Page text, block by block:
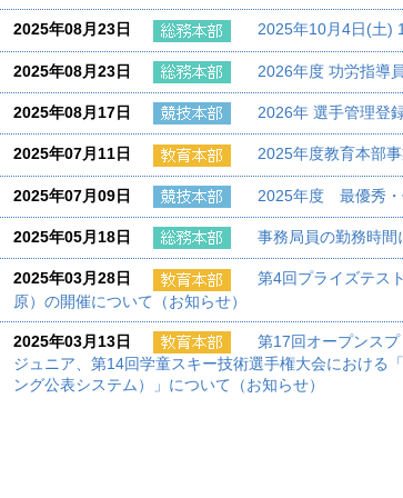
2025年08月23日 2025年10月4日(土)
2025年08月23日 2026年度 功労指導
2025年08月17日 2026年 選手管理登
2025年07月11日 2025年度教育本部
2025年07月09日 2025年度 最優秀・
2025年05月18日 事務局員の勤務時間
2025年03月28日
第4回プライズテス
原）の開催について（お知らせ）
2025年03月13日
第17回オープンス
ジュニア、第14回学童スキー技術選手権大会における
ング公表システム）」について（お知らせ）